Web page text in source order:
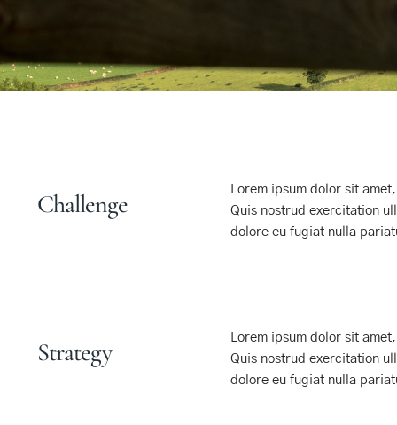
Challenge
Lorem ipsum dolor sit
Quis nostrud exercitation
dolore eu fugiat nulla
Strategy
Lorem ipsum dolor sit
Quis nostrud exercitation
dolore eu fugiat nulla